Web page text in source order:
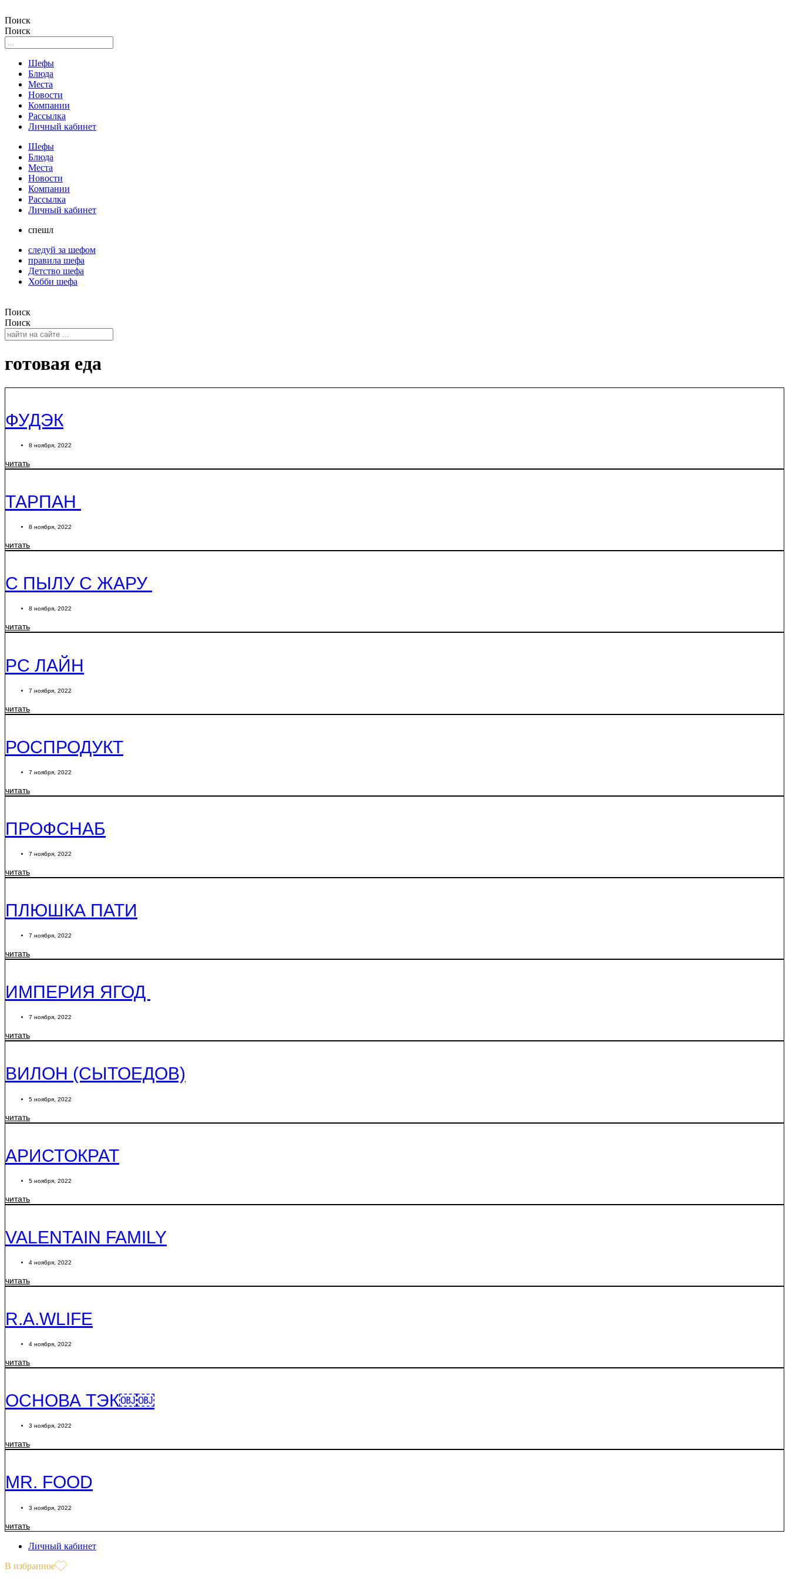
Поиск
Поиск
Шефы
Блюда
Места
Новости
Компании
Рассылка
Личный кабинет
Шефы
Блюда
Места
Новости
Компании
Рассылка
Личный кабинет
спешл
следуй за шефом
правила шефа
Детство шефа
Хобби шефа
Поиск
Поиск
готовая еда
ФУДЭК
8 ноября, 2022
читать
ТАРПАН
8 ноября, 2022
читать
С ПЫЛУ С ЖАРУ
8 ноября, 2022
читать
РС ЛАЙН
7 ноября, 2022
читать
РОСПРОДУКТ
7 ноября, 2022
читать
ПРОФСНАБ
7 ноября, 2022
читать
ПЛЮШКА ПАТИ
7 ноября, 2022
читать
ИМПЕРИЯ ЯГОД
7 ноября, 2022
читать
ВИЛОН (СЫТОЕДОВ)
5 ноября, 2022
читать
АРИСТОКРАТ
5 ноября, 2022
читать
VALENTAIN FAMILY
4 ноября, 2022
читать
R.A.WLIFE
4 ноября, 2022
читать
OСНОВА ТЭК￼￼
3 ноября, 2022
читать
MR. FOOD
3 ноября, 2022
читать
Личный кабинет
В избранное